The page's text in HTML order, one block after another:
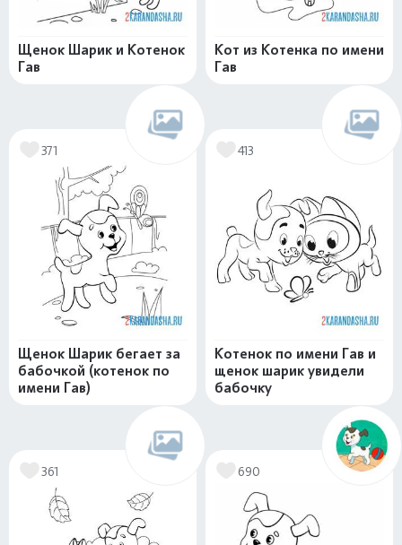
Щенок Шарик и Котенок
Гав
Кот из Котенка по имени
Гав
371
Щенок Шарик бегает за
бабочкой (котенок по
имени Гав)
413
Котенок по имени Гав и
щенок шарик увидели
бабочку
361 690